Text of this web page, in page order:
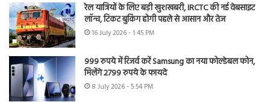
रेल यात्रियों के लिए बड़ी खुशखबरी, IRCTC की नई वेबसाइट
लॉन्च, टिकट बुकिंग होगी पहले से आसान और तेज
16 July 2026 - 1:45 PM
999 रुपये में रिजर्व करें Samsung का नया फोल्डेबल फोन,
मिलेंगे 2799 रुपये के फायदे
8 July 2026 - 5:54 PM